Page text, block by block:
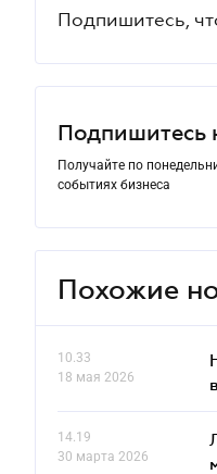
Подпишитесь,
Подпишитесь
Получайте по
событиях бизнеса
Похожие
10.33
18 мая 2026
14.19
30 марта 2026